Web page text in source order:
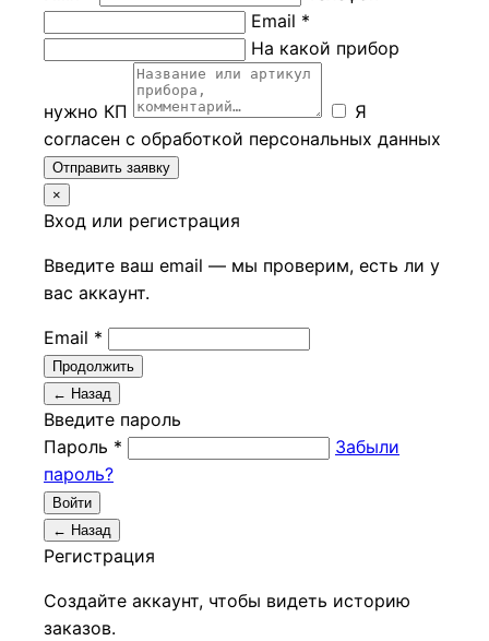
Email *
На какой прибор
нужно КП
Я
согласен с обработкой персональных данных
Отправить заявку
×
Вход или регистрация
Введите ваш email — мы проверим, есть ли у
вас аккаунт.
Email *
Продолжить
← Назад
Введите пароль
Пароль *
Забыли
пароль?
Войти
← Назад
Регистрация
Создайте аккаунт, чтобы видеть историю
заказов.